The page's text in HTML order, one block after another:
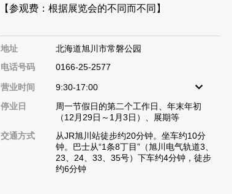
【参观费：根据展览会的不同而不同】
地址
北海道旭川市常磐公园
电话号码
0166-25-2577
营业时间
9:30-17:00
停业日
周一节假日的第二个工作日、年末年初
（12月29日～1月3日）、展期等
交通方式
从JR旭川站徒步约20分钟。坐车约10分
钟。巴士从“1条8丁目”（旭川电气轨道3、
23、24、33、35号）下车约4分钟，徒步
约6分钟